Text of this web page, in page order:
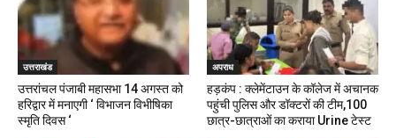
उत्तराखंड
उत्तरांचल पंजाबी महासभा 14 अगस्त को
हरिद्वार में मनाएगी ‘ विभाजन विभीषिका
स्मृति दिवस ‘
अपराध
हड़कंप : क्लेमेंटाउन के कॉलेज में अचानक
पहुंची पुलिस और डॉक्टरों की टीम,100
छात्र-छात्राओं का कराया Urine टेस्ट